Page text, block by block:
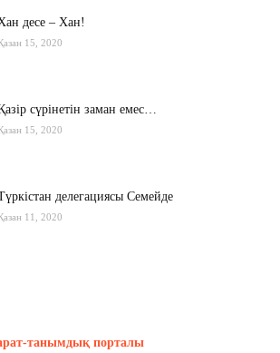
десе – Хан!
15, 2020
сүрінетін заман емес…
15, 2020
делегациясы Семейде
11, 2020
танымдық порталы